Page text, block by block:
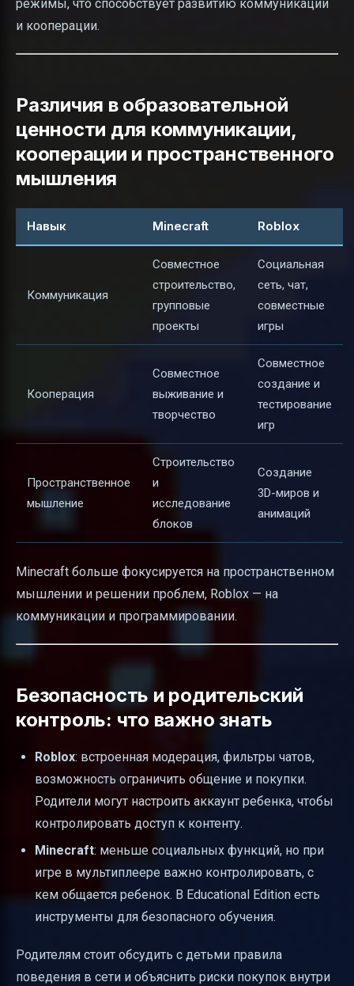
режимы, что способствует развитию коммуникации
и кооперации.
Различия в образовательной
ценности для коммуникации,
кооперации и пространственного
мышления
Навык Minecraft Roblox
Коммуникация
Совместное
строительство,
групповые
проекты
Социальная
сеть, чат,
совместные
игры
Кооперация
Совместное
выживание и
творчество
Совместное
создание и
тестирование
игр
Пространственное
мышление
Строительство
и
исследование
блоков
Создание
3D-миров и
анимаций
Minecraft больше фокусируется на пространственном
мышлении и решении проблем, Roblox — на
коммуникации и программировании.
Безопасность и родительский
контроль: что важно знать
Roblox: встроенная модерация, фильтры чатов,
возможность ограничить общение и покупки.
Родители могут настроить аккаунт ребенка, чтобы
контролировать доступ к контенту.
Minecraft: меньше социальных функций, но при
игре в мультиплеере важно контролировать, с
кем общается ребенок. В Educational Edition есть
инструменты для безопасного обучения.
Родителям стоит обсудить с детьми правила
поведения в сети и объяснить риски покупок внутри